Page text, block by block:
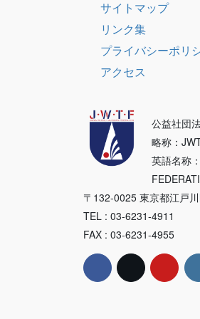
サイトマップ
リンク集
プライバシーポリ
アクセス
公益社団
略称：
英語名称
〒132-0025 東京都江戸
TEL : 03-6231-4911
FAX : 03-6231-4955